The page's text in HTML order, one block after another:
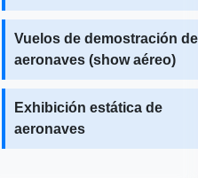
Vuelos de demostración de
aeronaves (show aéreo)
Exhibición estática de
aeronaves